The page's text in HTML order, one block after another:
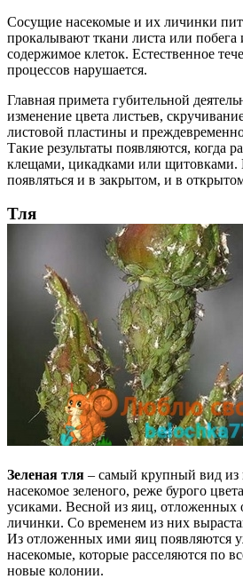
Сосущие насекомые и их личинки
прокалывают ткани листа или побега
содержимое клеток. Естественное
процессов нарушается.
Главная примета губительной
изменение цвета листьев,
листовой пластины и
Такие результаты появляются, когда
клещами, цикадками или щитовками.
появляться и в закрытом, и в
Тля
Зеленая тля – самый крупный вид из
насекомое зеленого, реже бурого
усиками. Весной из яиц, отложенных
личинки. Со временем из них
Из отложенных ими яиц появляются
насекомые, которые расселяются по
новые колонии.